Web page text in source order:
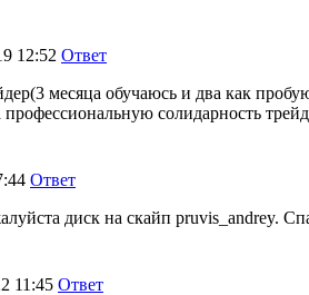
12:52 Ответ
месяца обучаюсь и два как
солидарность
Ответ
диск на скайп pruvis_andrey.
11:45 Ответ